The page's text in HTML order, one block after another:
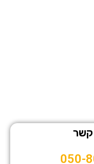
קשר
050-